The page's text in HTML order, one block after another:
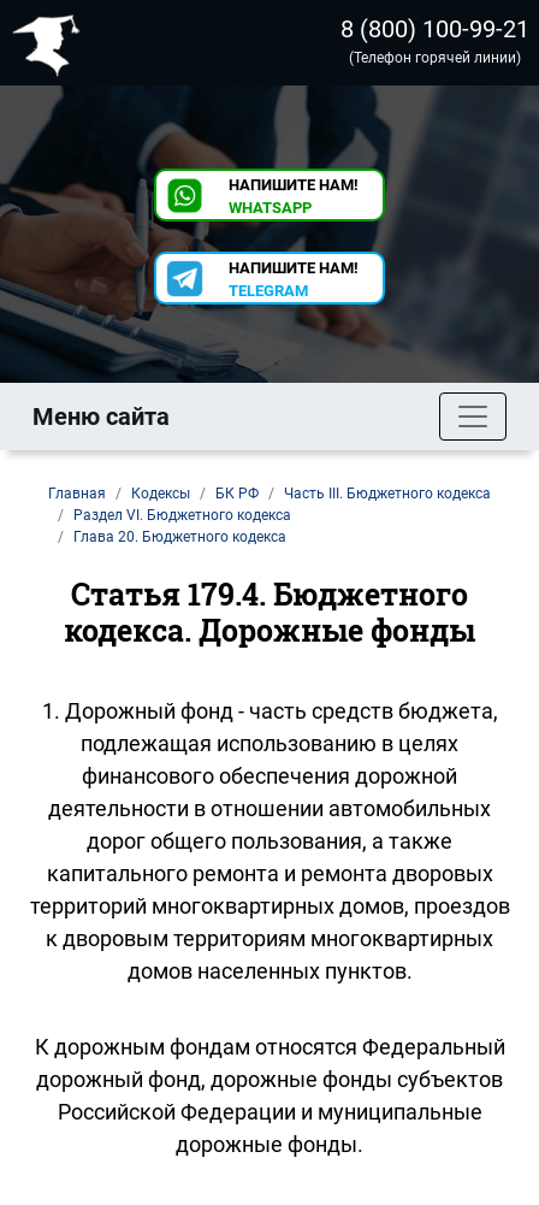
8 (800) 100-99-21
(Телефон горячей линии)
НАПИШИТЕ НАМ!
WHATSAPP
НАПИШИТЕ НАМ!
TELEGRAM
Меню сайта
Главная Кодексы БК РФ
Часть III. Бюджетного кодекса
Раздел VI. Бюджетного кодекса
Глава 20. Бюджетного кодекса
Статья 179.4. Бюджетного
кодекса. Дорожные фонды
1. Дорожный фонд - часть средств бюджета,
подлежащая использованию в целях
финансового обеспечения дорожной
деятельности в отношении автомобильных
дорог общего пользования, а также
капитального ремонта и ремонта дворовых
территорий многоквартирных домов, проездов
к дворовым территориям многоквартирных
домов населенных пунктов.
К дорожным фондам относятся Федеральный
дорожный фонд, дорожные фонды субъектов
Российской Федерации и муниципальные
дорожные фонды.